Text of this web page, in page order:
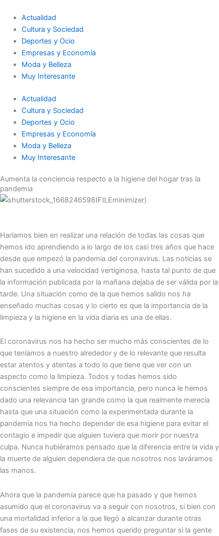
contenido
Actualidad
Cultura y Sociedad
Deportes y Ocio
Empresas y Economía
Moda y Belleza
Muy Interesante
Actualidad
Cultura y Sociedad
Deportes y Ocio
Empresas y Economía
Moda y Belleza
Muy Interesante
Aumenta la conciencia respecto a la higiene del hogar tras la
pandemia
Haríamos bien en realizar una relación de todas las cosas que
hemos ido aprendiendo a lo largo de los casi tres años que hace
desde que empezó la pandemia del coronavirus. Las noticias se
han sucedido a una velocidad vertiginosa, hasta tal punto de que
la información publicada por la mañana dejaba de ser válida por la
tarde. Una situación como de la que hemos salido nos ha
enseñado muchas cosas y lo cierto es que la importancia de la
limpieza y la higiene en la vida diaria es una de ellas.
El coronavirus nos ha hecho ser mucho más conscientes de lo
que teníamos a nuestro alrededor y de lo relevante que resulta
estar atentos y atentas a todo lo que tiene que ver con un
aspecto como la limpieza. Todos y todas hemos sido
conscientes siempre de esa importancia, pero nunca le hemos
dado una relevancia tan grande como la que realmente merecía
hasta que una situación como la experimentada durante la
pandemia nos ha hecho depender de esa higiene para evitar el
contagio e impedir que alguien tuviera que morir por nuestra
culpa. Nunca hubiéramos pensado que la diferencia entre la vida y
la muerte de alguien dependiera de que nosotros nos laváramos
las manos.
Ahora que la pandemia parece que ha pasado y que hemos
asumido que el coronavirus va a seguir con nosotros, si bien con
una mortalidad inferior a la que llegó a alcanzar durante otras
fases de su existencia, nos hemos querido preguntar si la gente